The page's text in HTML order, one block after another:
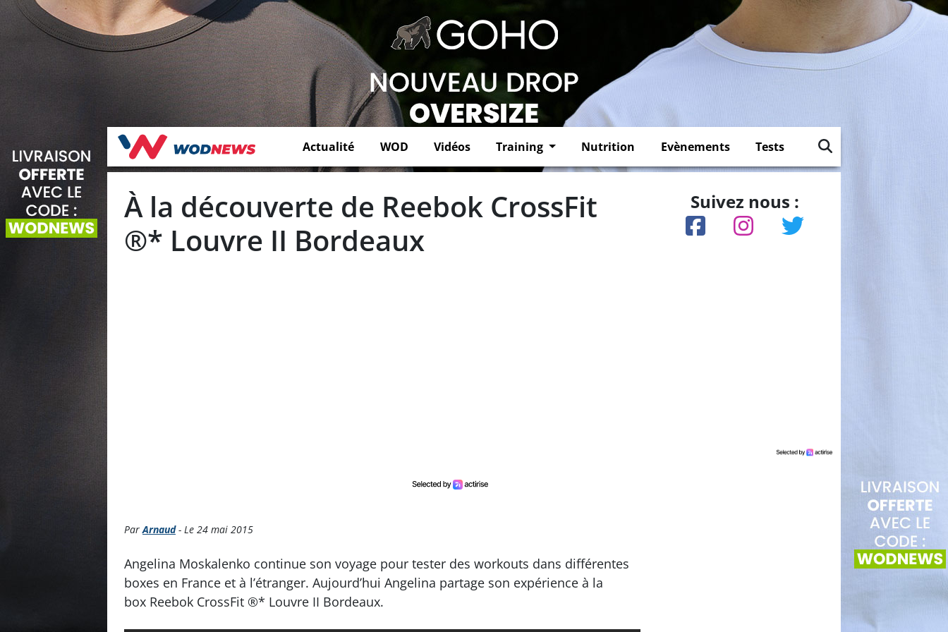
Actualité WOD Vidéos Training Nutrition Evènements Tests
À la découverte de Reebok CrossFit
®* Louvre II Bordeaux
ParArnaud- Le 24 mai 2015
Angelina Moskalenko continue son voyage pour tester des workouts dans différentes
boxes en France et à l’étranger. Aujourd’hui Angelina partage son expérience à la
box Reebok CrossFit ®* Louvre II Bordeaux.
Suivez nous :